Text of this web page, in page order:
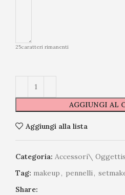
25caratteri rimanenti
AGGIUNGI AL
Aggiungi alla lista
Categoria: Accessori\
Tag: makeup, pennelli,
Share: